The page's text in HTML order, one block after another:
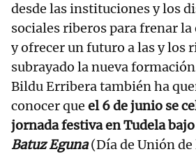
desde las instituciones y los
sociales riberos para frenar
y ofrecer un futuro a las y los
subrayado la nueva
Bildu Erribera también ha
conocer que el 6 de junio se
jornada festiva en Tudela
Batuz Eguna (Día de Unión